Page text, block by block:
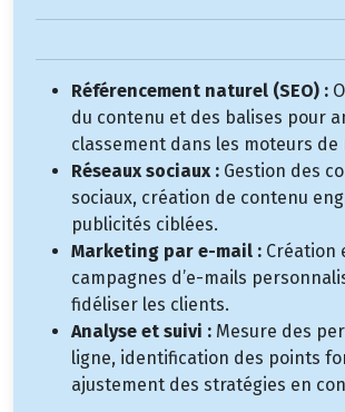
Référencement naturel (SEO) :
du contenu et des balises pour
classement dans les moteurs de
Réseaux sociaux : Gestion des
sociaux, création de contenu
publicités ciblées.
Marketing par e-mail : Création
campagnes d’e-mails
fidéliser les clients.
Analyse et suivi : Mesure des
ligne, identification des points
ajustement des stratégies en